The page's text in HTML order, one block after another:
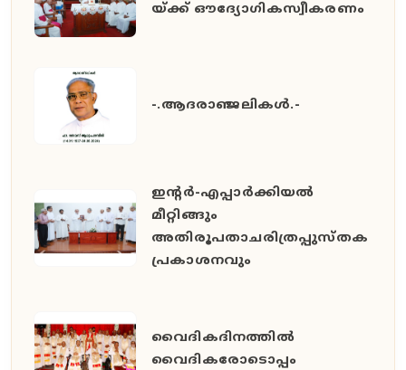
യ്ക്ക് ഔദ്യോഗികസ്വീകരണം
-.ആദരാഞ്ജലികൾ.-
ഇൻ്റർ-എപ്പാർക്കിയൽ
മീറ്റിങ്ങും
അതിരൂപതാചരിത്രപ്പുസ്തക
പ്രകാശനവും
വൈദികദിനത്തിൽ
വൈദികരോടൊപ്പം